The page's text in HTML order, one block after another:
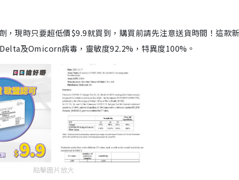
現時只要超低價$9.9就買到，購買前請先注意送貨時間！這款
及Omicorn病毒，靈敏度92.2%，特異度100%。
點擊圖片放大